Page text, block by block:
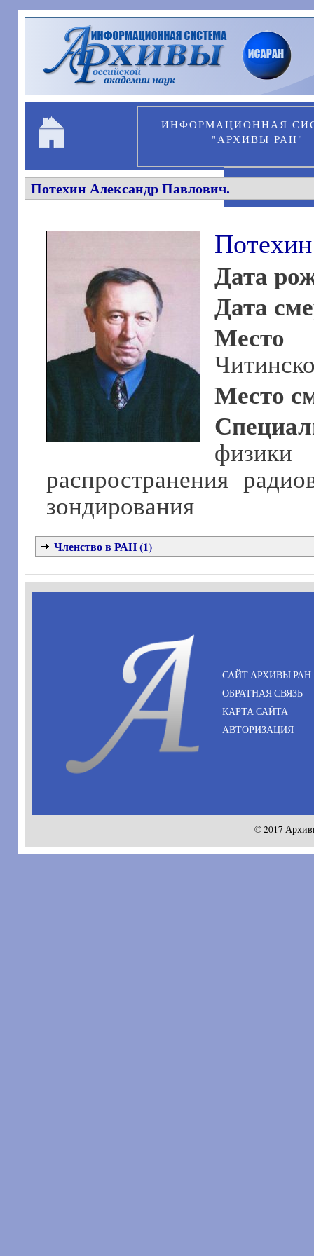
Перейти к основному содержанию
ИНФОРМАЦИОННАЯ
"АРХИВЫ РАН"
Потехин Александр Павлович.
Дата
Дата
Место
распространения
зондирования
Членство в РАН (1)
САЙТ АРХИВЫ РАН
ОБРАТНАЯ СВЯЗЬ
КАРТА САЙТА
АВТОРИЗАЦИЯ
© 2017